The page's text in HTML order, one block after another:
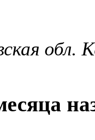
обл.